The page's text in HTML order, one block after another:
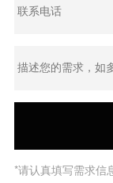
*请认真填写需求信